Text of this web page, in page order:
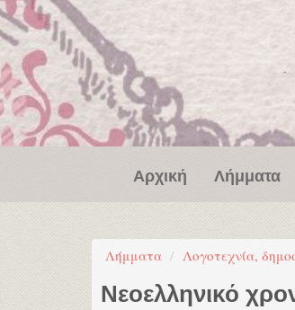
Αρχική Λήμματα
Λήμματα Λογοτεχνία,
Νεοελληνικό